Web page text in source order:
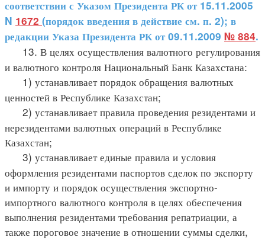
соответствии с Указом Президента РК от 15.11.2005
N 1672 (порядок введения в действие см. п. 2); в
редакции Указа Президента РК от 09.11.2009 № 884.
13. В целях осуществления валютного регулирования
и валютного контроля Национальный Банк Казахстана:
1) устанавливает порядок обращения валютных
ценностей в Республике Казахстан;
2) устанавливает правила проведения резидентами и
нерезидентами валютных операций в Республике
Казахстан;
3) устанавливает единые правила и условия
оформления резидентами паспортов сделок по экспорту
и импорту и порядок осуществления экспортно-
импортного валютного контроля в целях обеспечения
выполнения резидентами требования репатриации, а
также пороговое значение в отношении суммы сделки,